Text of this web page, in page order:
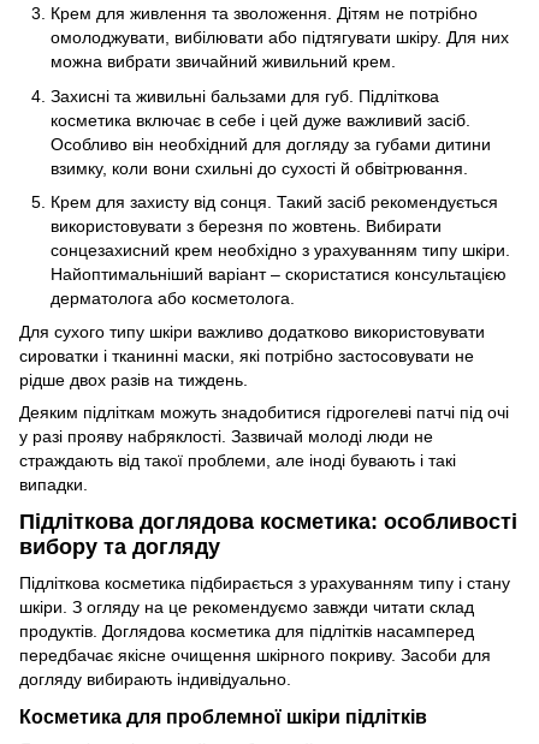
Крем для живлення та зволоження. Дітям не потрібно
омолоджувати, вибілювати або підтягувати шкіру. Для них
можна вибрати звичайний живильний крем.
Захисні та живильні бальзами для губ. Підліткова
косметика включає в себе і цей дуже важливий засіб.
Особливо він необхідний для догляду за губами дитини
взимку, коли вони схильні до сухості й обвітрювання.
Крем для захисту від сонця. Такий засіб рекомендується
використовувати з березня по жовтень. Вибирати
сонцезахисний крем необхідно з урахуванням типу шкіри.
Найоптимальніший варіант – скористатися консультацією
дерматолога або косметолога.
Для сухого типу шкіри важливо додатково використовувати
сироватки і тканинні маски, які потрібно застосовувати не
рідше двох разів на тиждень.
Деяким підліткам можуть знадобитися гідрогелеві патчі під очі
у разі прояву набряклості. Зазвичай молоді люди не
страждають від такої проблеми, але іноді бувають і такі
випадки.
Підліткова доглядова косметика: особливості
вибору та догляду
Підліткова косметика підбирається з урахуванням типу і стану
шкіри. З огляду на це рекомендуємо завжди читати склад
продуктів. Доглядова косметика для підлітків насамперед
передбачає якісне очищення шкірного покриву. Засоби для
догляду вибирають індивідуально.
Косметика для проблемної шкіри підлітків